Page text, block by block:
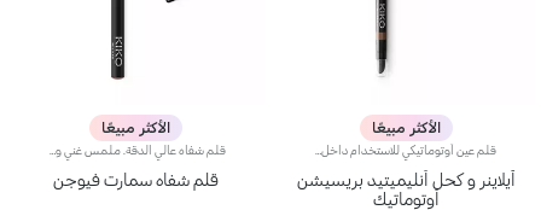
الأكثر مبيعًا
آيلاينر و كحل أنليميتيد بريسيشن
أوتوماتيك
الأكثر مبيعًا
قلم شفاه سمارت فيوجن